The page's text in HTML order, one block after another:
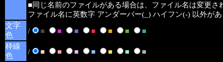
■同じ名前のファイルがある場合は、ファイル名は変更さ
ファイル名に英数字 アンダーバー(_) ハイフン(-) 以外が
文字
色
/ ■ ■ ■ ■ ■ ■
■
枠線
色
/ ■ ■ ■ ■ ■ ■ ■